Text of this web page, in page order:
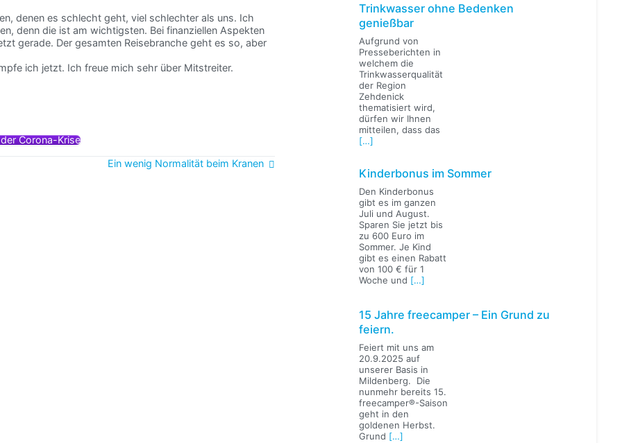
denen es schlecht geht, viel schlechter als uns. Ich
denn die ist am wichtigsten. Bei finanziellen Aspekten
gerade. Der gesamten Reisebranche geht es so, aber
ich jetzt. Ich freue mich sehr über Mitstreiter.
Corona-Krise
Ein wenig Normalität beim Kranen
Trinkwasser ohne Bedenken
genießbar
Aufgrund von
Presseberichten in
welchem die
Trinkwasserqualität
der Region
Zehdenick
thematisiert wird,
dürfen wir Ihnen
mitteilen, dass das
[…]
Kinderbonus im Sommer
Den Kinderbonus
gibt es im ganzen
Juli und August.
Sparen Sie jetzt bis
zu 600 Euro im
Sommer. Je Kind
gibt es einen Rabatt
von 100 € für 1
Woche und […]
15 Jahre freecamper – Ein Grund zu
feiern.
Feiert mit uns am
20.9.2025 auf
unserer Basis in
Mildenberg. Die
nunmehr bereits 15.
freecamper®-Saison
geht in den
goldenen Herbst.
Grund […]